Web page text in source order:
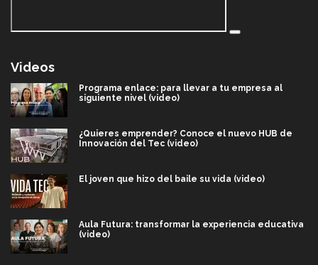
Videos
Programa enlace: para llevar a tu empresa al
siguiente nivel (video)
¿Quieres emprender? Conoce el nuevo HUB de
Innovación del Tec (video)
El joven que hizo del baile su vida (video)
Aula Futura: transformar la experiencia educativa
(video)